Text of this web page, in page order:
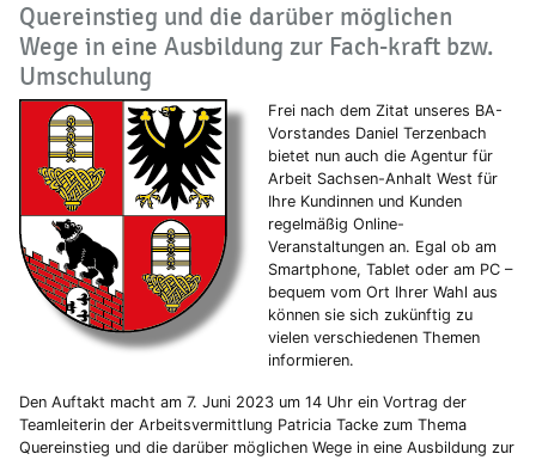
Quereinstieg und die darüber möglichen
Wege in eine Ausbildung zur Fach-kraft bzw.
Umschulung
Frei nach dem Zitat unseres BA-
Vorstandes Daniel Terzenbach
bietet nun auch die Agentur für
Arbeit Sachsen-Anhalt West für
Ihre Kundinnen und Kunden
regelmäßig Online-
Veranstaltungen an. Egal ob am
Smartphone, Tablet oder am PC –
bequem vom Ort Ihrer Wahl aus
können sie sich zukünftig zu
vielen verschiedenen Themen
informieren.
Den Auftakt macht am 7. Juni 2023 um 14 Uhr ein Vortrag der
Teamleiterin der Arbeitsvermittlung Patricia Tacke zum Thema
Quereinstieg und die darüber möglichen Wege in eine Ausbildung zur